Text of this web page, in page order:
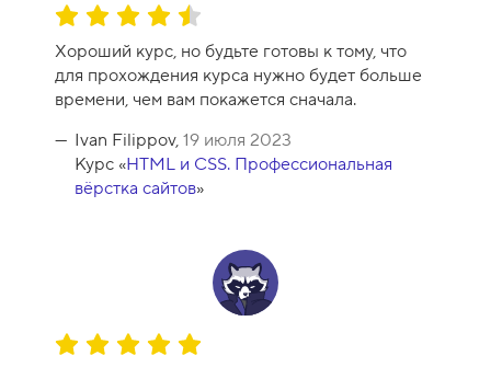
О
ц
е
н
к
а
Хороший курс, но будьте готовы к тому, что
для прохождения курса нужно будет больше
времени, чем вам покажется сначала.
Ivan Filippov, 19 июля 2023
Курс «HTML и CSS. Профессиональная
вёрстка сайтов»
О